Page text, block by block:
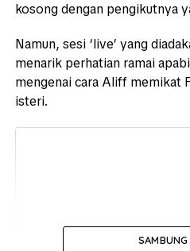
kosong dengan pengikutnya
Namun, sesi ‘live’ yang
menarik perhatian ramai
mengenai cara Aliff memikat
isteri.